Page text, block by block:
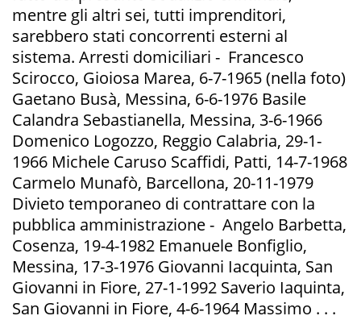
mentre gli altri sei, tutti imprenditori,
sarebbero stati concorrenti esterni al
sistema. Arresti domiciliari - Francesco
Scirocco, Gioiosa Marea, 6-7-1965 (nella foto)
Gaetano Busà, Messina, 6-6-1976 Basile
Calandra Sebastianella, Messina, 3-6-1966
Domenico Logozzo, Reggio Calabria, 29-1-
1966 Michele Caruso Scaffidi, Patti, 14-7-1968
Carmelo Munafò, Barcellona, 20-11-1979
Divieto temporaneo di contrattare con la
pubblica amministrazione - Angelo Barbetta,
Cosenza, 19-4-1982 Emanuele Bonfiglio,
Messina, 17-3-1976 Giovanni Iacquinta, San
Giovanni in Fiore, 27-1-1992 Saverio Iaquinta,
San Giovanni in Fiore, 4-6-1964 Massimo . . .